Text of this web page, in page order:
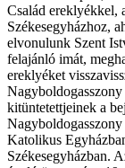
Család ereklyékkel,
Székesegyházhoz,
elvonulunk Szent
felajánló imát,
ereklyéket
kitüntetettjeinek a
Katolikus
Székesegyházban.